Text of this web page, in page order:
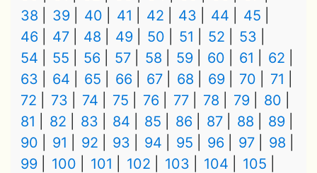
38
39 40 41 42 43 44
45
46
47 48 49 50 51 52
53
54
55 56 57 58 59 60 61
62
63
64 65 66 67 68 69 70
71
72
73 74 75 76 77 78 79
80
81
82 83 84 85 86 87 88
89
90
91 92 93 94 95 96 97
98
99
100 101 102 103 104
105